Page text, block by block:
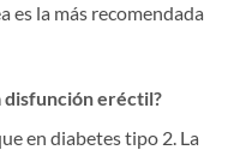
es la más recomendada
disfunción eréctil?
en diabetes tipo 2. La